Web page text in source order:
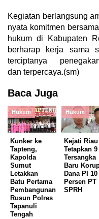
Kegiatan berlangsung
nyata komitmen
hukum di Kabupaten
berharap kerja sama
terciptanya
dan terpercaya.(sm)
Baca Juga
Hukum
Kunker ke
Tapteng,
Kapolda
Sumut
Letakkan
Batu Pertama
Pembangunan
Rusun Polres
Tapanuli
Tengah
Hukum
Kejati Riau
Tetapkan 9
Tersangka
Baru
Dana PI 10
Persen PT
SPRH